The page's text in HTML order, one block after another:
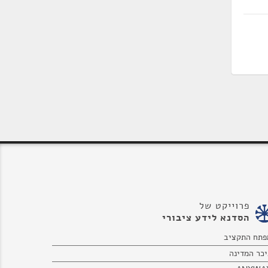
פרוייקט של
הסדנא לידע ציבורי
התקציב
המדינה